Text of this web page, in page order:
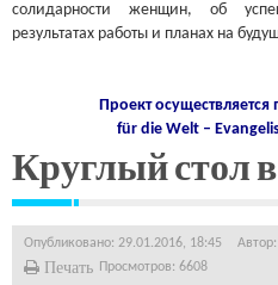
солидарности женщин, об
результатах работы и планах на
Проект
für die Welt –
Круглый стол
Опубликовано: 29.01.2016, 18:45 Автор:
Просмотров: 6608
Печать